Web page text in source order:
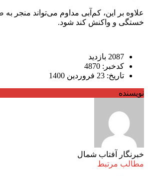
علاوه بر این، کم‌آبی مداوم می‌تواند
خستگی و واکنش کند شود.
2087 بازدید
کدخبر: 4870
تاریخ: 23 فروردین 1400
نویسنده
خبرنگار آفتاب شمال
مطالب مرتبط